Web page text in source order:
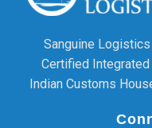
Sanguine
Certified
Indian Customs